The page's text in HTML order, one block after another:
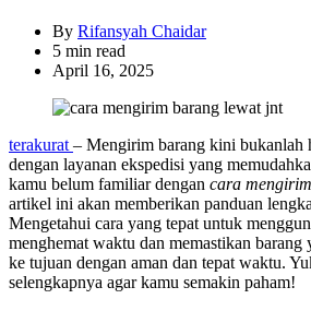
By Rifansyah Chaidar
Estimated
read
5 min read
April 16, 2025
terakurat – Mengirim barang kini bukanlah
dengan layanan ekspedisi yang
kamu belum familiar dengan cara
artikel ini akan memberikan panduan
Mengetahui cara yang tepat untuk
menghemat waktu dan memastikan
ke tujuan dengan aman dan tepat waktu.
selengkapnya agar kamu semakin paham!